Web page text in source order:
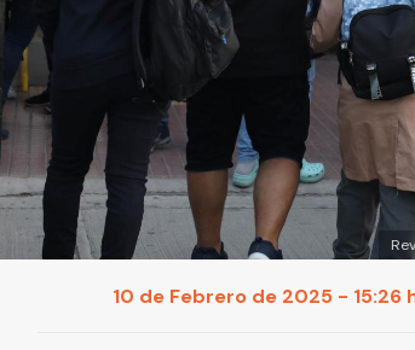
10 de Febrero de 2025 - 15:26